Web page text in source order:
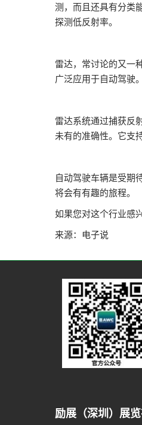
测，而且还具有分类
探测低反射率。
雷达，常讨论的又一
广泛应用于自动驾驶。
雷达系统通过捕获反
未有的准确性。它支
自动驾驶车辆是受期
将会有有趣的旅程。
如果您对这个行业感
来源：电子说
励展（深圳）展